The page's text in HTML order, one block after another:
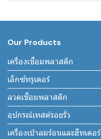
Our Products
เครื่องเชื่อมพลาสติก
เอ็กซ์ทรูเดอร์
ลวดเชื่อมพลาสติก
อุปกรณ์เทสต์รอยรั่ว
เครื่องเป่าลมร้อนและฮีทเตอร์